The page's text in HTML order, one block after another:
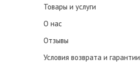
Товары и услуги
О нас
Отзывы
Условия возврата и гарантии